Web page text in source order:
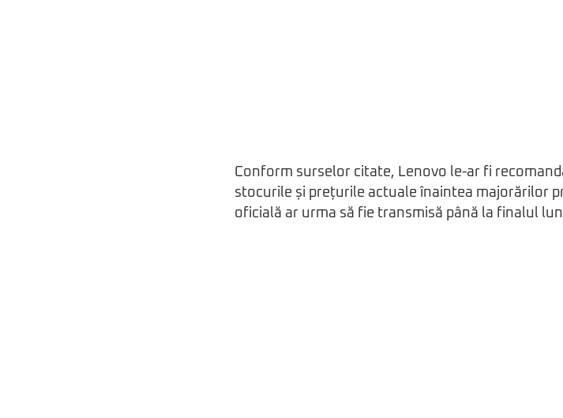
Conform surselor citate, Lenovo le-ar fi
stocurile și prețurile actuale înaintea majorărilor
oficială ar urma să fie transmisă până la finalul